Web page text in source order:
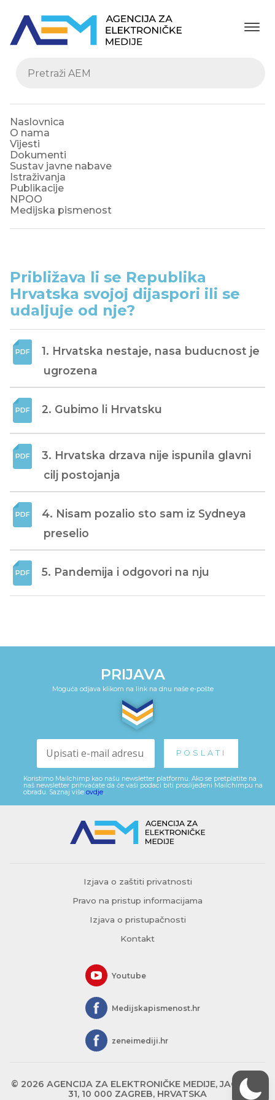
Naslovnica
O nama
Vijesti
Dokumenti
Sustav javne nabave
Istraživanja
Publikacije
NPOO
Medijska pismenost
Približava li se Republika
Hrvatska svojoj dijaspori ili se
udaljuje od nje?
1. Hrvatska nestaje, nasa buducnost je
ugrozena
2. Gubimo li Hrvatsku
3. Hrvatska drzava nije ispunila glavni
cilj postojanja
4. Nisam pozalio sto sam iz Sydneya
preselio
5. Pandemija i odgovori na nju
PRIJAVA
Moguća odjava klikom na link na dnu naše e-pošte
Koristimo Mailchimp kao našu newsletter platformu. Ako se pretplatite na
naš newsletter prihvaćate da će vaši podaci biti proslijeđeni Mailchimpu na
obradu. Saznaj više ovdje
Izjava o zaštiti privatnosti
Pravo na pristup informacijama
Izjava o pristupačnosti
Kontakt
Youtube
Medijskapismenost.hr
zeneimediji.hr
© 2026 AGENCIJA ZA ELEKTRONIČKE MEDIJE, JAGIĆEVA
31, 10 000 ZAGREB, HRVATSKA